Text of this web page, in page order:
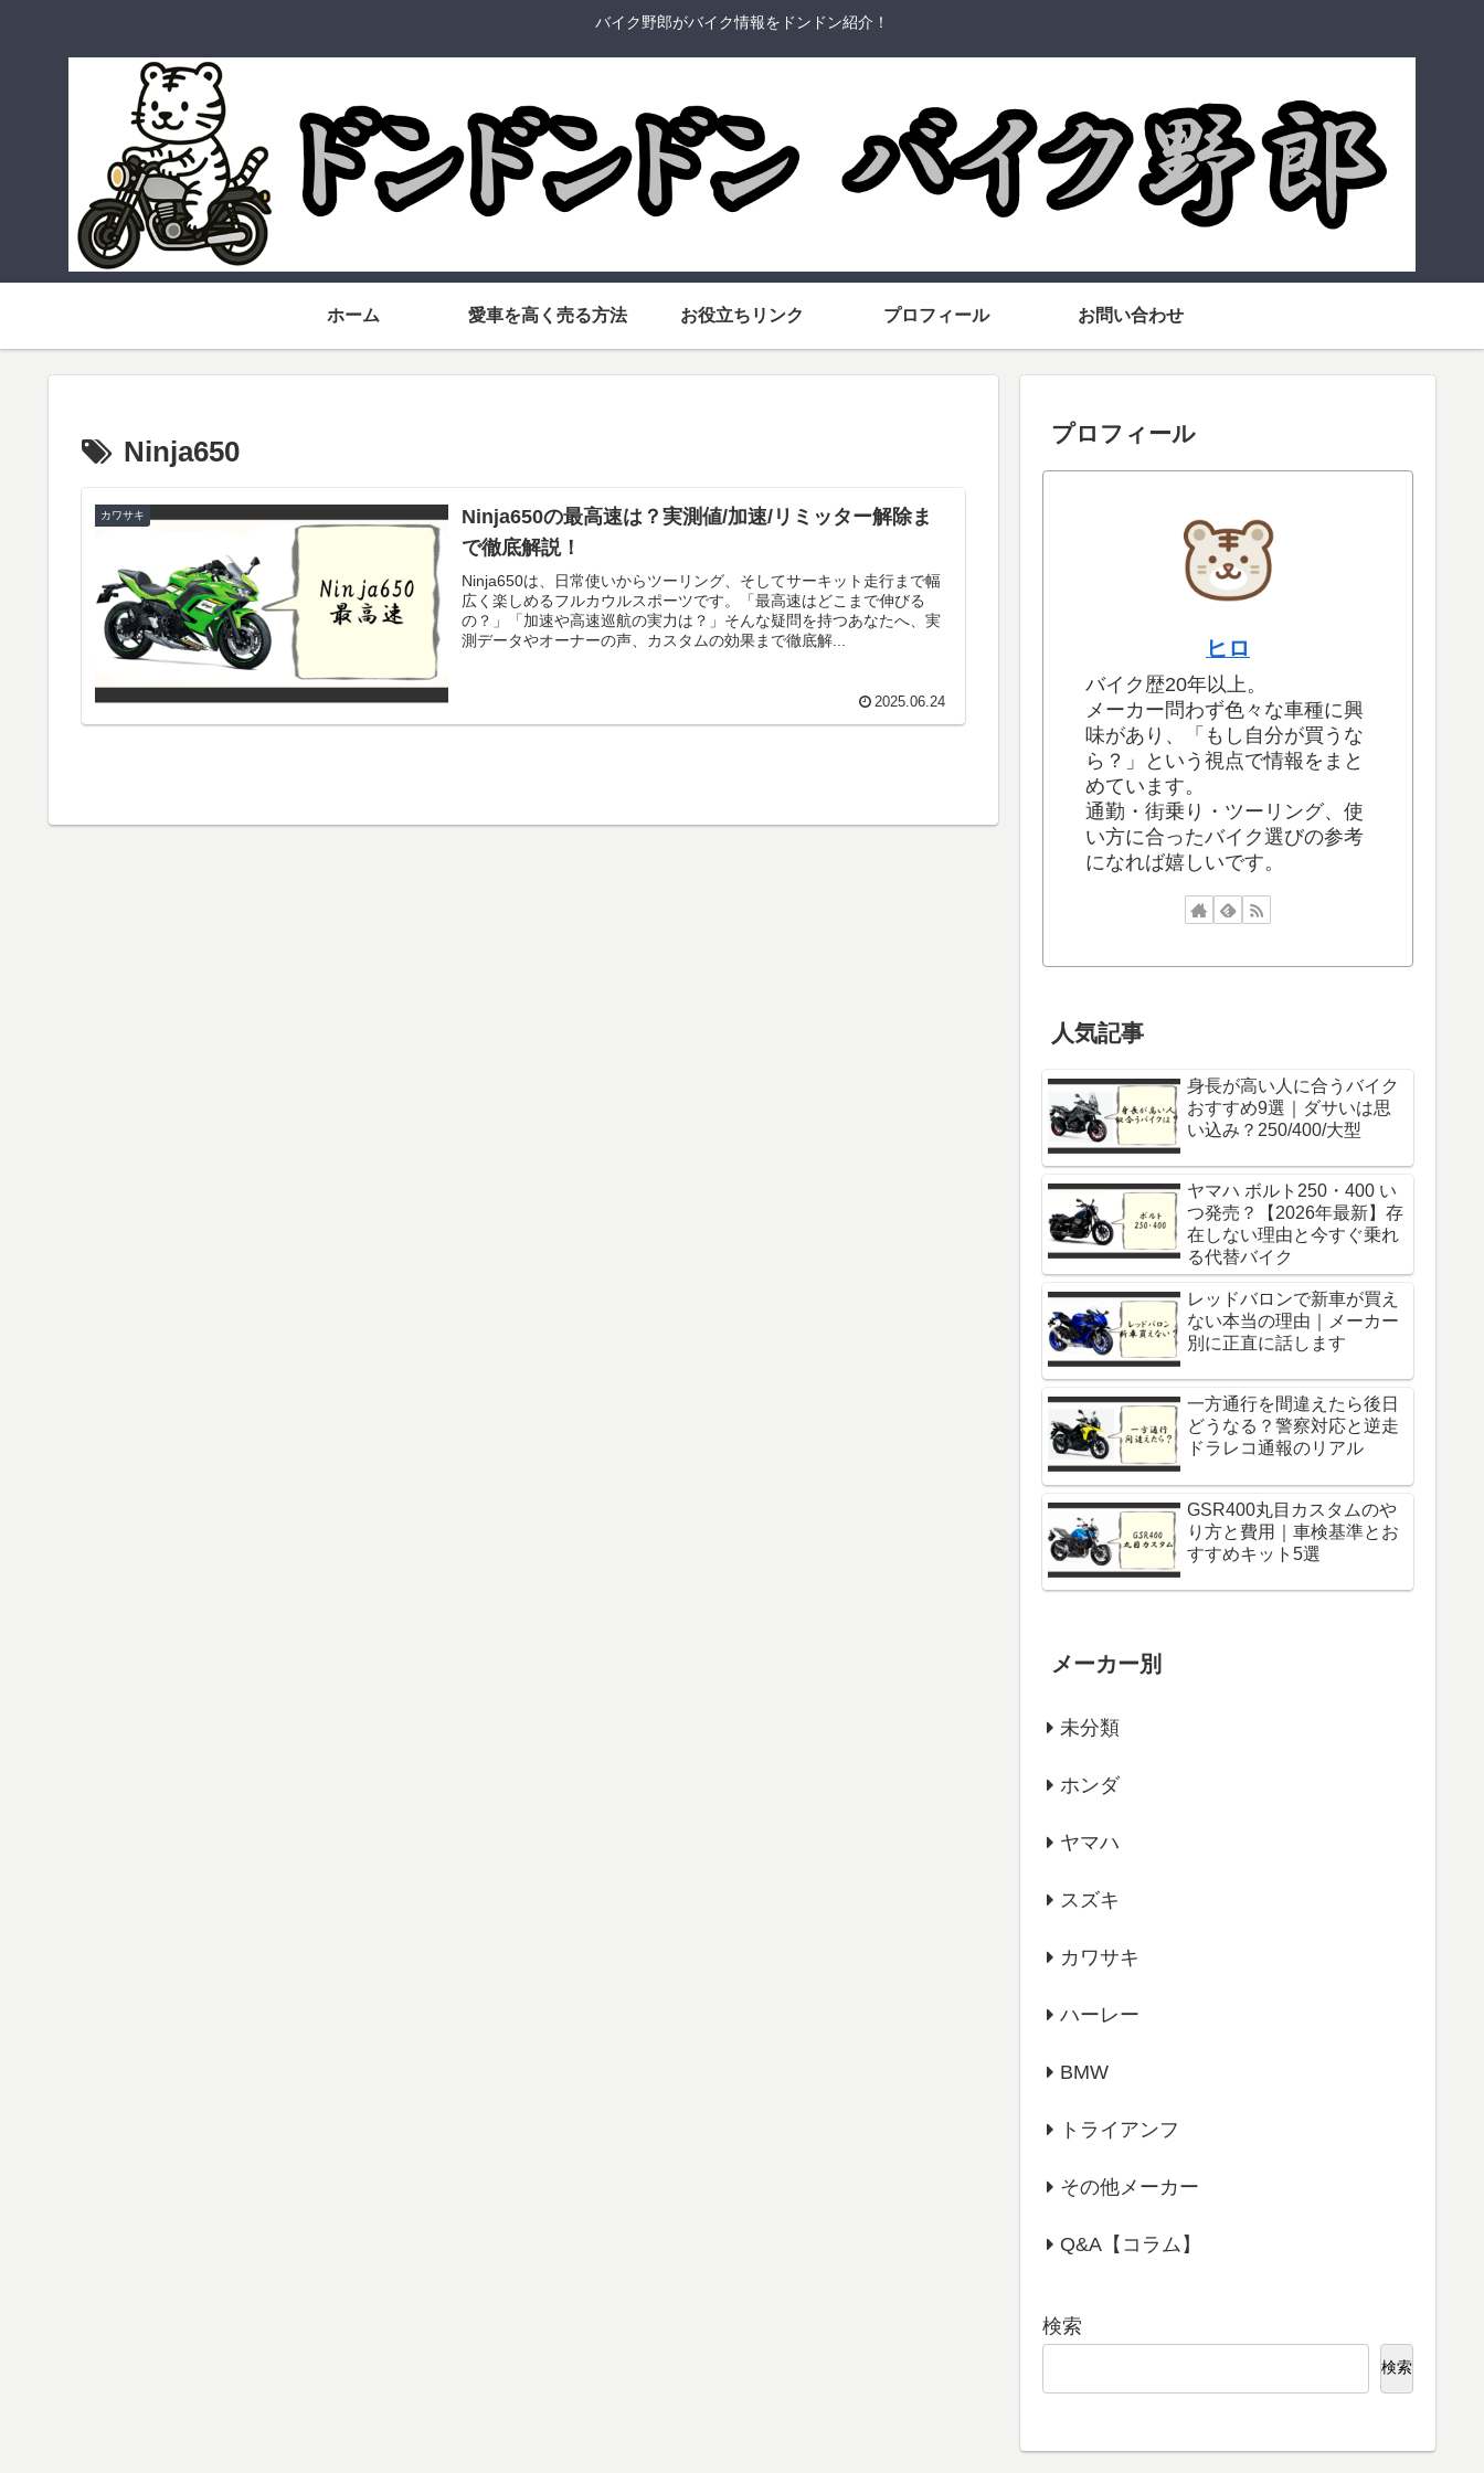
バイク野郎がバイク情報をドンドン紹介！
ホーム 愛車を高く売る方法 お役立ちリンク プロフィール お問い合わせ
Ninja650
カワサキ
Ninja650の最高速は？実測値/加速/リミッター解除ま
で徹底解説！
Ninja650は、日常使いからツーリング、そしてサーキット走行まで幅
広く楽しめるフルカウルスポーツです。「最高速はどこまで伸びる
の？」「加速や高速巡航の実力は？」そんな疑問を持つあなたへ、実
測データやオーナーの声、カスタムの効果まで徹底解...
2025.06.24
プロフィール
ヒロ
バイク歴20年以上。
メーカー問わず色々な車種に興
味があり、「もし自分が買うな
ら？」という視点で情報をまと
めています。
通勤・街乗り・ツーリング、使
い方に合ったバイク選びの参考
になれば嬉しいです。
人気記事
身長が高い人に合うバイク
おすすめ9選｜ダサいは思
い込み？250/400/大型
ヤマハ ボルト250・400 い
つ発売？【2026年最新】存
在しない理由と今すぐ乗れ
る代替バイク
レッドバロンで新車が買え
ない本当の理由｜メーカー
別に正直に話します
一方通行を間違えたら後日
どうなる？警察対応と逆走
ドラレコ通報のリアル
GSR400丸目カスタムのや
り方と費用｜車検基準とお
すすめキット5選
メーカー別
未分類
ホンダ
ヤマハ
スズキ
カワサキ
ハーレー
BMW
トライアンフ
その他メーカー
Q&A【コラム】
検索
検索